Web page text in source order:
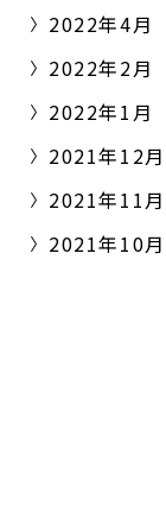
2022年4月
2022年2月
2022年1月
2021年12月
2021年11月
2021年10月